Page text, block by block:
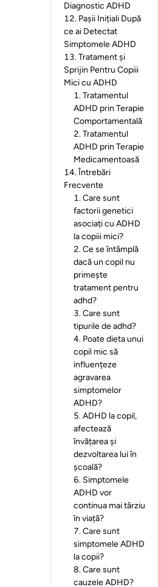
Diagnostic ADHD
12. Pașii Inițiali După
ce ai Detectat
Simptomele ADHD
13.Tratament și
Sprijin Pentru Copiii
Mici cu ADHD
1.Tratamentul
ADHD prin Terapie
Comportamentală
2.Tratamentul
ADHD prin Terapie
Medicamentoasă
14.Întrebări
Frecvente
1.Care sunt
factorii genetici
asociați cu ADHD
la copiii mici?
2.Ce se întâmplă
dacă un copil nu
primește
tratament pentru
adhd?
3.Care sunt
tipurile de adhd?
4. Poate dieta unui
copil mic să
influențeze
agravarea
simptomelor
ADHD?
5.ADHD la copil,
afectează
învățarea și
dezvoltarea lui în
școală?
6. Simptomele
ADHD vor
continua mai târziu
în viață?
7.Care sunt
simptomele ADHD
la copii?
8.Care sunt
cauzele ADHD?